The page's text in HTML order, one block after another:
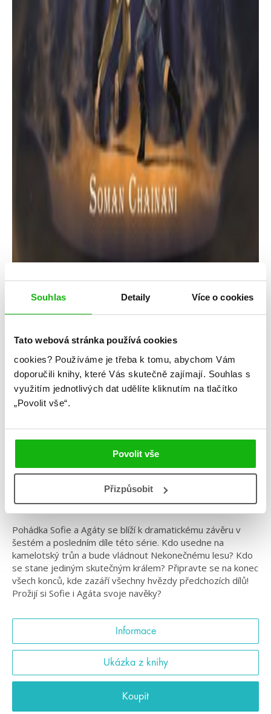
Souhlas Detaily Více o cookies
Tato webová stránka používá cookies
cookies? Používáme je třeba k tomu, abychom Vám
doporučili knihy, které Vás skutečně zajímají. Souhlas s
využitím jednotlivých dat udělíte kliknutím na tlačítko
„Povolit vše“.
Povolit vše
Přizpůsobit
Kategorie: young adult
Série: Škola dobra a zla
Škola dobra a zla – Jediný skutečný
král
#školadobraazla
Šestá návštěva Školy dobra a zla je tu! Závěr nové
trilogie z pohádkového světa.
Pohádka Sofie a Agáty se blíží k dramatickému závěru v
šestém a posledním díle této série. Kdo usedne na
kamelotský trůn a bude vládnout Nekonečnému lesu? Kdo
se stane jediným skutečným králem? Připravte se na konec
všech konců, kde zazáří všechny hvězdy předchozích dílů!
Prožijí si Sofie i Agáta svoje navěky?
Informace
Ukázka z knihy
Koupit